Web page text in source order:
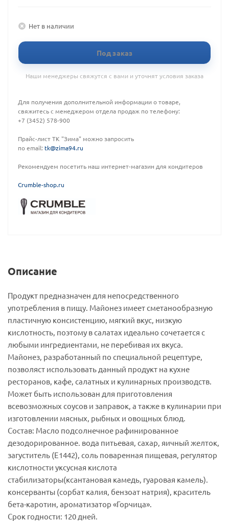
Нет в наличии
Под заказ
Наши менеджеры свяжутся с вами и уточнят условия заказа
Для получения дополнительной информации о товаре,
свяжитесь с менеджером отдела продаж по телефону:
+7 (3452) 578-900
Прайс-лист ТК "Зима" можно запросить
по email: tk@zima94.ru
Рекомендуем посетить наш интернет-магазин для кондитеров
Crumble-shop.ru
Описание
Продукт предназначен для непосредственного
употребления в пищу. Майонез имеет сметанообразную
пластичную консистенцию, мягкий вкус, низкую
кислотность, поэтому в салатах идеально сочетается с
любыми ингредиентами, не перебивая их вкуса.
Майонез, разработанный по специальной рецептуре,
позволяст использовать данный продукт на кухне
ресторанов, кафе, салатных и кулинарных производств.
Может быть использован для приготовления
всевозможных соусов и заправок, а также в кулинарии при
изготовлении мясных, рыбных и овощных блюд.
Состав: Масло подсолнечное рафинированное
дезодорированное. вода питьевая, сахар, яичный желток,
загуститель (Е1442), соль поваренная пищевая, регулятор
кислотности уксусная кислота
стабилизаторы(ксантановая камедь, гуаровая камель).
консерванты (сорбат калия, бензоат натрия), краситель
бета-каротин, ароматизатор «Горчица».
Срок годности: 120 дней.